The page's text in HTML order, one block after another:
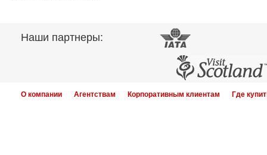
Наши партнеры:
О компании Агентствам Корпоративным клиентам Где